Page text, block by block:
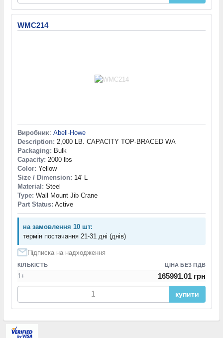
WMC214
Виробник: Abell-Howe
Description: 2,000 LB. CAPACITY TOP-BRACED WA
Packaging: Bulk
Capacity: 2000 lbs
Color: Yellow
Size / Dimension: 14' L
Material: Steel
Type: Wall Mount Jib Crane
Part Status: Active
на замовлення 10 шт:
термін постачання 21-31 дні (днів)
Підписка на надходження
КІЛЬКІСТЬ ЦІНА БЕЗ ПДВ
1+ 165991.01 грн
купити